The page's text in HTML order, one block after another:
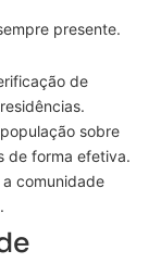
presente.
de
sobre
de forma efetiva.
comunidade